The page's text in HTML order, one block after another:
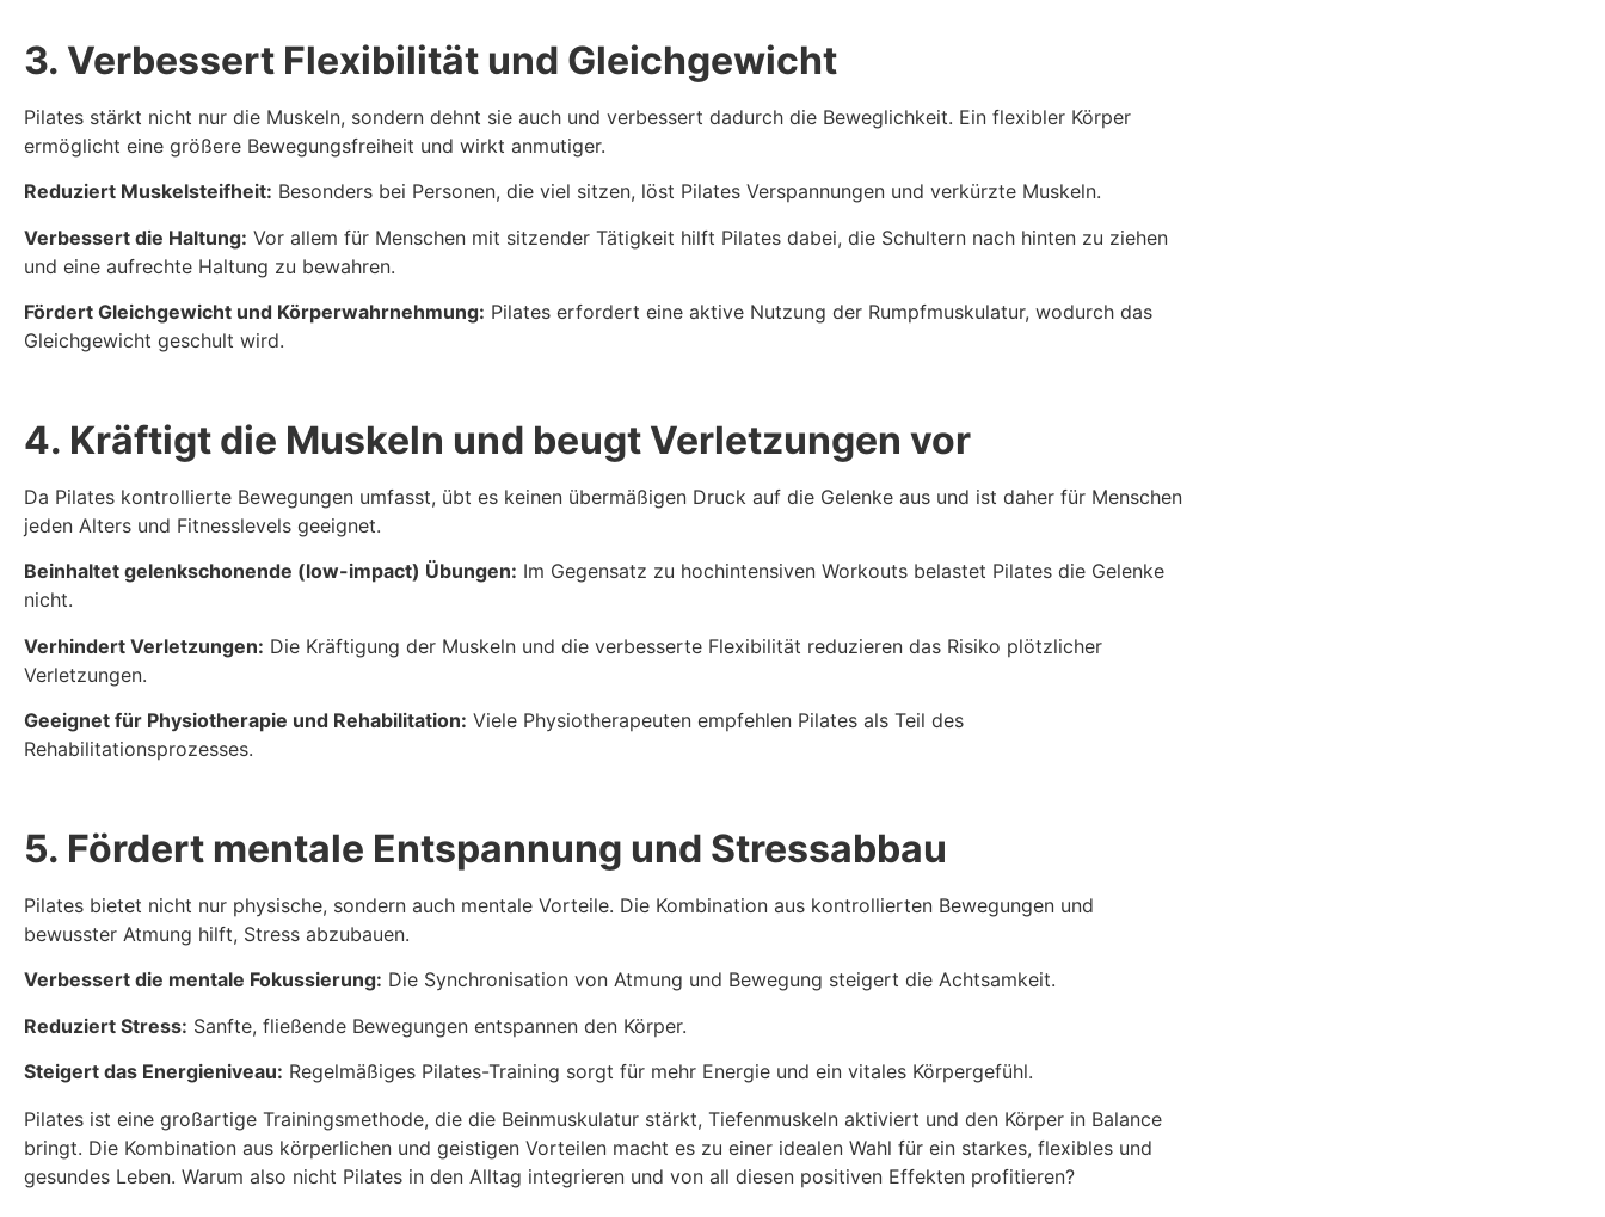
3. Verbessert Flexibilität und Gleichgewicht
Pilates stärkt nicht nur die Muskeln, sondern dehnt sie auch und verbessert dadurch die Beweglichkeit. Ein flexibler Körper
ermöglicht eine größere Bewegungsfreiheit und wirkt anmutiger.
Reduziert Muskelsteifheit: Besonders bei Personen, die viel sitzen, löst Pilates Verspannungen und verkürzte Muskeln.
Verbessert die Haltung: Vor allem für Menschen mit sitzender Tätigkeit hilft Pilates dabei, die Schultern nach hinten zu ziehen
und eine aufrechte Haltung zu bewahren.
Fördert Gleichgewicht und Körperwahrnehmung: Pilates erfordert eine aktive Nutzung der Rumpfmuskulatur, wodurch das
Gleichgewicht geschult wird.
4. Kräftigt die Muskeln und beugt Verletzungen vor
Da Pilates kontrollierte Bewegungen umfasst, übt es keinen übermäßigen Druck auf die Gelenke aus und ist daher für Menschen
jeden Alters und Fitnesslevels geeignet.
Beinhaltet gelenkschonende (low-impact) Übungen: Im Gegensatz zu hochintensiven Workouts belastet Pilates die Gelenke
nicht.
Verhindert Verletzungen: Die Kräftigung der Muskeln und die verbesserte Flexibilität reduzieren das Risiko plötzlicher
Verletzungen.
Geeignet für Physiotherapie und Rehabilitation: Viele Physiotherapeuten empfehlen Pilates als Teil des
Rehabilitationsprozesses.
5. Fördert mentale Entspannung und Stressabbau
Pilates bietet nicht nur physische, sondern auch mentale Vorteile. Die Kombination aus kontrollierten Bewegungen und
bewusster Atmung hilft, Stress abzubauen.
Verbessert die mentale Fokussierung: Die Synchronisation von Atmung und Bewegung steigert die Achtsamkeit.
Reduziert Stress: Sanfte, fließende Bewegungen entspannen den Körper.
Steigert das Energieniveau: Regelmäßiges Pilates-Training sorgt für mehr Energie und ein vitales Körpergefühl.
Pilates ist eine großartige Trainingsmethode, die die Beinmuskulatur stärkt, Tiefenmuskeln aktiviert und den Körper in Balance
bringt. Die Kombination aus körperlichen und geistigen Vorteilen macht es zu einer idealen Wahl für ein starkes, flexibles und
gesundes Leben. Warum also nicht Pilates in den Alltag integrieren und von all diesen positiven Effekten profitieren?